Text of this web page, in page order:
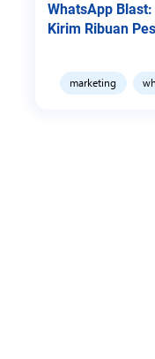
WhatsApp
Kirim Ribuan
marketing